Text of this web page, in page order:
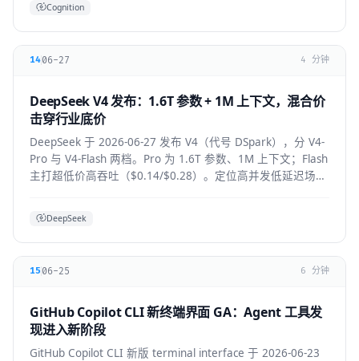
Cognition
1406-27 4 分钟
DeepSeek V4 发布：1.6T 参数 + 1M 上下文，混合价
击穿行业底价
DeepSeek 于 2026-06-27 发布 V4（代号 DSpark），分 V4-
Pro 与 V4-Flash 两档。Pro 为 1.6T 参数、1M 上下文；Flash
主打超低价高吞吐（$0.14/$0.28）。定位高并发低延迟场
DeepSeek
15 06-25 6 分钟
GitHub Copilot CLI 新终端界面 GA：Agent 工具发
现进入新阶段
GitHub Copilot CLI 新版 terminal interface 于 2026-06-23